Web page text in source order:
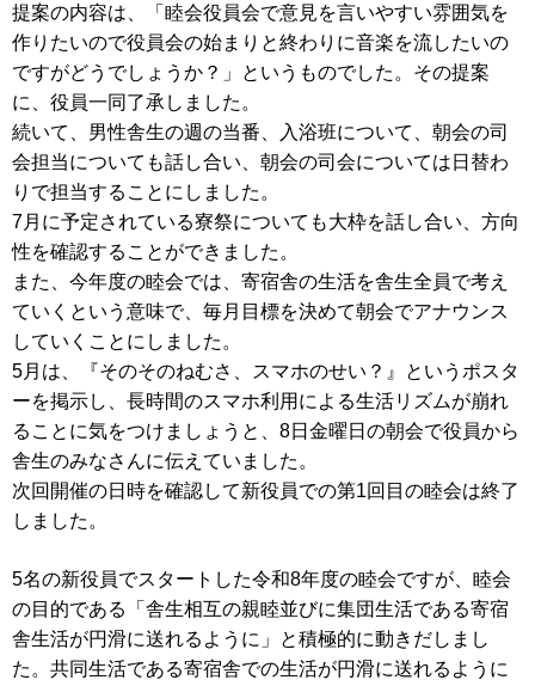
提案の内容は、「睦会役員会で意見を言いやすい雰囲気を
作りたいので役員会の始まりと終わりに音楽を流したいの
ですがどうでしょうか？」というものでした。その提案
に、役員一同了承しました。
続いて、男性舎生の週の当番、入浴班について、朝会の司
会担当についても話し合い、朝会の司会については日替わ
りで担当することにしました。
7月に予定されている寮祭についても大枠を話し合い、方向
性を確認することができました。
また、今年度の睦会では、寄宿舎の生活を舎生全員で考え
ていくという意味で、毎月目標を決めて朝会でアナウンス
していくことにしました。
5月は、『そのそのねむさ、スマホのせい？』というポスタ
ーを掲示し、長時間のスマホ利用による生活リズムが崩れ
ることに気をつけましょうと、8日金曜日の朝会で役員から
舎生のみなさんに伝えていました。
次回開催の日時を確認して新役員での第1回目の睦会は終了
しました。
5名の新役員でスタートした令和8年度の睦会ですが、睦会
の目的である「舎生相互の親睦並びに集団生活である寄宿
舎生活が円滑に送れるように」と積極的に動きだしまし
た。共同生活である寄宿舎での生活が円滑に送れるように